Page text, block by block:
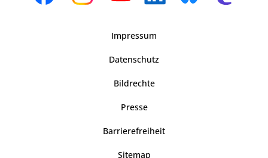
Impressum
Datenschutz
Bildrechte
Presse
Barrierefreiheit
Sitemap